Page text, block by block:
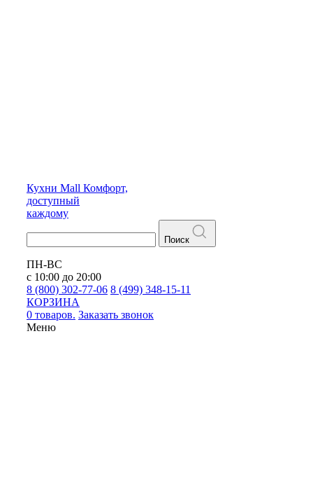
Кухни Mall Комфорт,
доступный
каждому
Поиск
ПН-ВС
с 10:00 до 20:00
8 (800) 302-77-06 8 (499) 348-15-11
КОРЗИНА
0 товаров. Заказать звонок
Меню